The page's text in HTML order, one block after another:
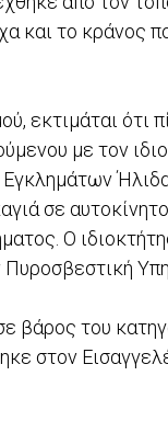
και το κράνος
εκτιμάται
με τον
σε
Ο
Πυροσβεστική
βάρος του
στον